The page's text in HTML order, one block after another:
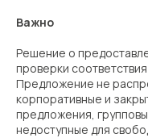
Важно
Решение о
проверки
Предложение не
корпоративные и
предложения,
недоступные для